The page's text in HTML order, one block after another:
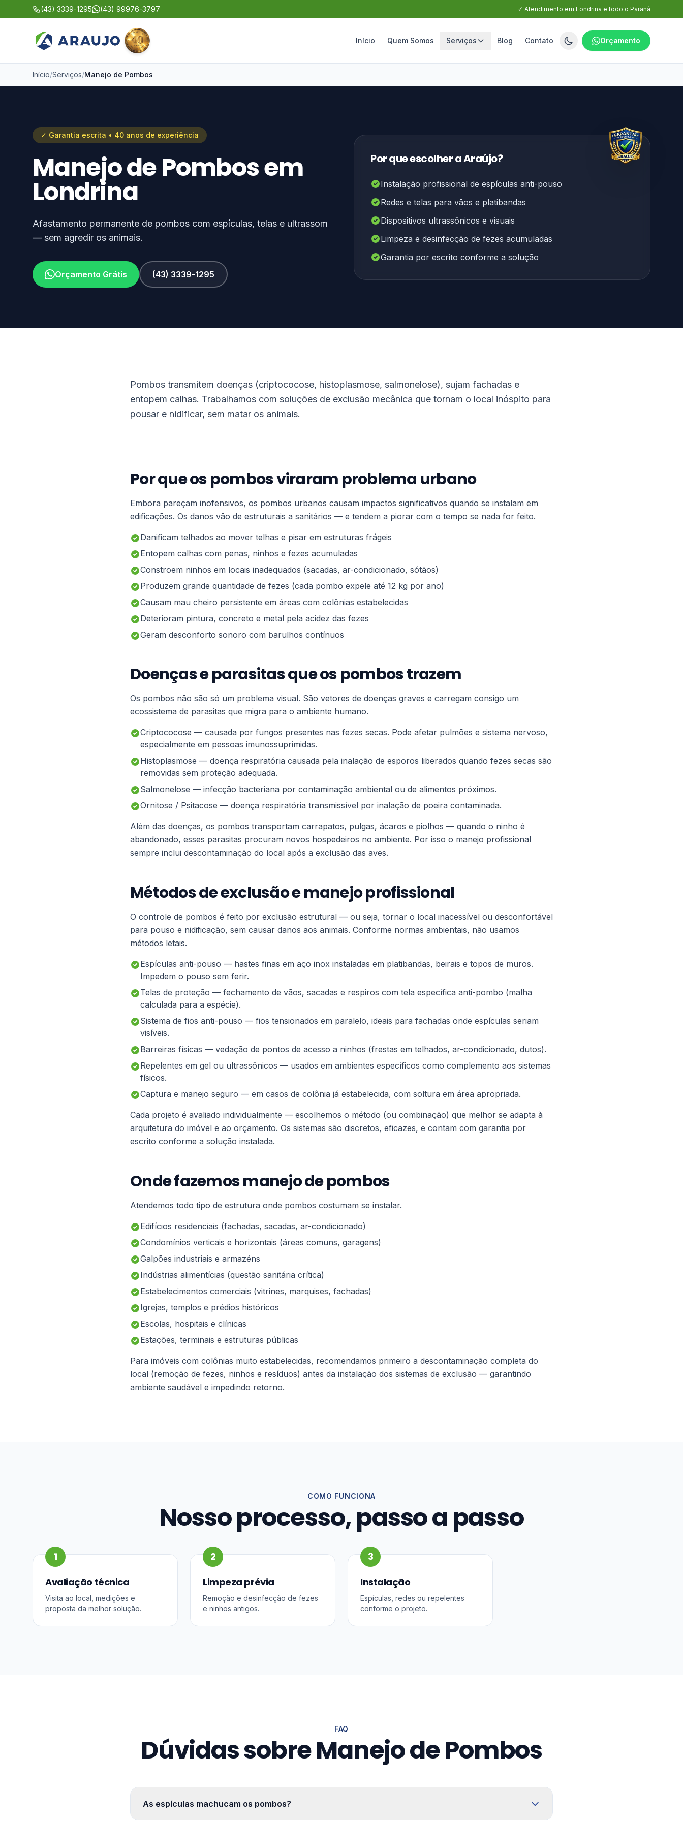
(43) 3339-1295 (43) 99976-3797 ✓ Atendimento em Londrina e todo o Paraná
Início Quem Somos Serviços Blog Contato Orçamento
Início/Serviços/Manejo de Pombos
✓ Garantia escrita • 40 anos de experiência
Manejo de Pombos em
Londrina
Afastamento permanente de pombos com espículas, telas e ultrassom
— sem agredir os animais.
Orçamento Grátis (43) 3339-1295
Por que escolher a Araújo?
Instalação profissional de espículas anti-pouso
Redes e telas para vãos e platibandas
Dispositivos ultrassônicos e visuais
Limpeza e desinfecção de fezes acumuladas
Garantia por escrito conforme a solução
Pombos transmitem doenças (criptococose, histoplasmose, salmonelose), sujam fachadas e
entopem calhas. Trabalhamos com soluções de exclusão mecânica que tornam o local inóspito para
pousar e nidificar, sem matar os animais.
Por que os pombos viraram problema urbano
Embora pareçam inofensivos, os pombos urbanos causam impactos significativos quando se instalam em
edificações. Os danos vão de estruturais a sanitários — e tendem a piorar com o tempo se nada for feito.
Danificam telhados ao mover telhas e pisar em estruturas frágeis
Entopem calhas com penas, ninhos e fezes acumuladas
Constroem ninhos em locais inadequados (sacadas, ar-condicionado, sótãos)
Produzem grande quantidade de fezes (cada pombo expele até 12 kg por ano)
Causam mau cheiro persistente em áreas com colônias estabelecidas
Deterioram pintura, concreto e metal pela acidez das fezes
Geram desconforto sonoro com barulhos contínuos
Doenças e parasitas que os pombos trazem
Os pombos não são só um problema visual. São vetores de doenças graves e carregam consigo um
ecossistema de parasitas que migra para o ambiente humano.
Criptococose — causada por fungos presentes nas fezes secas. Pode afetar pulmões e sistema nervoso,
especialmente em pessoas imunossuprimidas.
Histoplasmose — doença respiratória causada pela inalação de esporos liberados quando fezes secas são
removidas sem proteção adequada.
Salmonelose — infecção bacteriana por contaminação ambiental ou de alimentos próximos.
Ornitose / Psitacose — doença respiratória transmissível por inalação de poeira contaminada.
Além das doenças, os pombos transportam carrapatos, pulgas, ácaros e piolhos — quando o ninho é
abandonado, esses parasitas procuram novos hospedeiros no ambiente. Por isso o manejo profissional
sempre inclui descontaminação do local após a exclusão das aves.
Métodos de exclusão e manejo profissional
O controle de pombos é feito por exclusão estrutural — ou seja, tornar o local inacessível ou desconfortável
para pouso e nidificação, sem causar danos aos animais. Conforme normas ambientais, não usamos
métodos letais.
Espículas anti-pouso — hastes finas em aço inox instaladas em platibandas, beirais e topos de muros.
Impedem o pouso sem ferir.
Telas de proteção — fechamento de vãos, sacadas e respiros com tela específica anti-pombo (malha
calculada para a espécie).
Sistema de fios anti-pouso — fios tensionados em paralelo, ideais para fachadas onde espículas seriam
visíveis.
Barreiras físicas — vedação de pontos de acesso a ninhos (frestas em telhados, ar-condicionado, dutos).
Repelentes em gel ou ultrassônicos — usados em ambientes específicos como complemento aos sistemas
físicos.
Captura e manejo seguro — em casos de colônia já estabelecida, com soltura em área apropriada.
Cada projeto é avaliado individualmente — escolhemos o método (ou combinação) que melhor se adapta à
arquitetura do imóvel e ao orçamento. Os sistemas são discretos, eficazes, e contam com garantia por
escrito conforme a solução instalada.
Onde fazemos manejo de pombos
Atendemos todo tipo de estrutura onde pombos costumam se instalar.
Edifícios residenciais (fachadas, sacadas, ar-condicionado)
Condomínios verticais e horizontais (áreas comuns, garagens)
Galpões industriais e armazéns
Indústrias alimentícias (questão sanitária crítica)
Estabelecimentos comerciais (vitrines, marquises, fachadas)
Igrejas, templos e prédios históricos
Escolas, hospitais e clínicas
Estações, terminais e estruturas públicas
Para imóveis com colônias muito estabelecidas, recomendamos primeiro a descontaminação completa do
local (remoção de fezes, ninhos e resíduos) antes da instalação dos sistemas de exclusão — garantindo
ambiente saudável e impedindo retorno.
COMO FUNCIONA
Nosso processo, passo a passo
1
Avaliação técnica
Visita ao local, medições e
proposta da melhor solução.
2
Limpeza prévia
Remoção e desinfecção de fezes
e ninhos antigos.
3
Instalação
Espículas, redes ou repelentes
conforme o projeto.
FAQ
Dúvidas sobre Manejo de Pombos
As espículas machucam os pombos?